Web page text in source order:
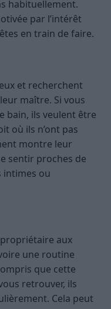
habituellement.
par l’intérêt
en train de faire.
et recherchent
maître. Si vous
bain, ils veulent être
où ils n’ont pas
montre leur
sentir proches de
intimes ou
aux
une routine
que cette
retrouver, ils
Cela peut